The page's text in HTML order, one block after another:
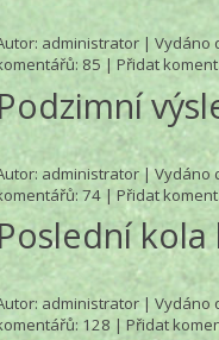
administrator| Vydáno
: 85 | Přidat
Podzimní
administrator| Vydáno
: 74 | Přidat
Poslední
administrator| Vydáno
: 128 | Přidat